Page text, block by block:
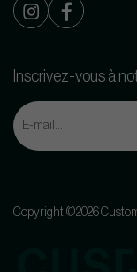
Inscrivez-vous à
Copyright ©2026